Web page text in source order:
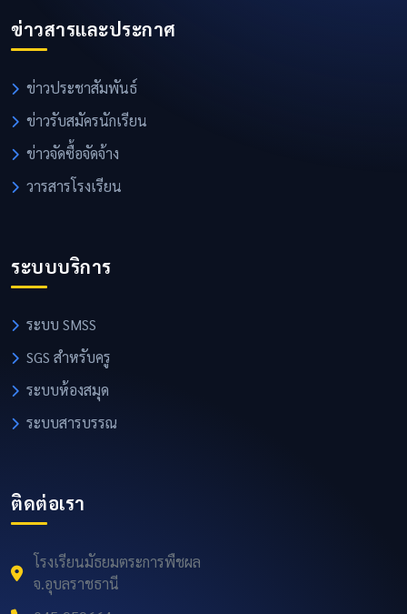
ข่าวสารและประกาศ
ข่าวประชาสัมพันธ์
ข่าวรับสมัครนักเรียน
ข่าวจัดซื้อจัดจ้าง
วารสารโรงเรียน
ระบบบริการ
ระบบ SMSS
SGS สำหรับครู
ระบบห้องสมุด
ระบบสารบรรณ
ติดต่อเรา
โรงเรียนมัธยมตระการพืชผล
จ.อุบลราชธานี